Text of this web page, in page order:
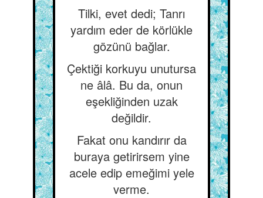
Tilki, evet dedi; Tanrı
yardım eder de körlükle
gözünü bağlar.
Çektiği korkuyu unutursa
ne âlâ. Bu da, onun
eşekliğinden uzak
değildir.
Fakat onu kandırır da
buraya getirirsem yine
acele edip emeğimi yele
verme.